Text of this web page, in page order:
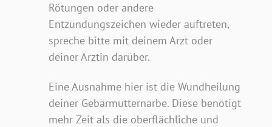
Rötungen oder andere
Entzündungszeichen wieder auftreten,
spreche bitte mit deinem Arzt oder
deiner Ärztin darüber.
Eine Ausnahme hier ist die Wundheilung
deiner Gebärmutternarbe. Diese benötigt
mehr Zeit als die oberflächliche und